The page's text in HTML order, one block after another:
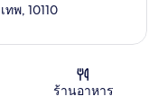
พ, 10110
ร้านอาหาร